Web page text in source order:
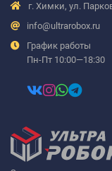
г. Химки, ул.
info@ultrarobox.ru
График работы
Пн-Пт 10:00—18:30